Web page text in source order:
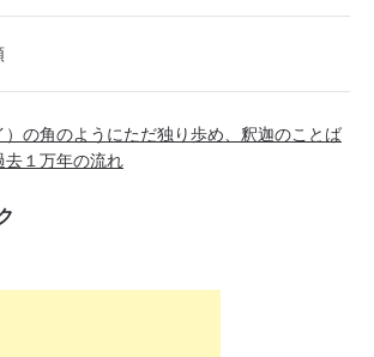
）の角のようにただ独り歩め、釈迦のことば
去１万年の流れ